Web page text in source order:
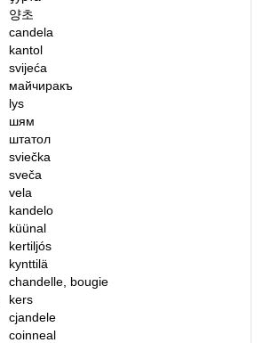
양초
candela
kantol
svijeća
майчиракъ
lys
шям
штатол
sviečka
sveča
vela
kandelo
küünal
kertiljós
kynttilä
chandelle, bougie
kers
cjandele
coinneal